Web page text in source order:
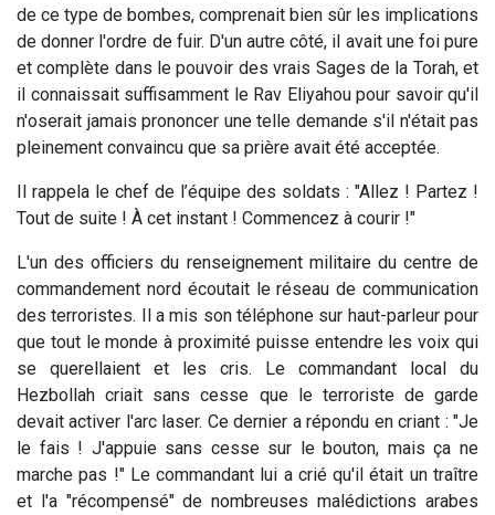
de ce type de bombes, comprenait bien sûr les implications
de donner l'ordre de fuir. D'un autre côté, il avait une foi pure
et complète dans le pouvoir des vrais Sages de la Torah, et
il connaissait suffisamment le Rav Eliyahou pour savoir qu'il
n'oserait jamais prononcer une telle demande s'il n'était pas
pleinement convaincu que sa prière avait été acceptée.
Il rappela le chef de l’équipe des soldats : "Allez ! Partez !
Tout de suite ! À cet instant ! Commencez à courir !"
L'un des officiers du renseignement militaire du centre de
commandement nord écoutait le réseau de communication
des terroristes. Il a mis son téléphone sur haut-parleur pour
que tout le monde à proximité puisse entendre les voix qui
se querellaient et les cris. Le commandant local du
Hezbollah criait sans cesse que le terroriste de garde
devait activer l'arc laser. Ce dernier a répondu en criant : "Je
le fais ! J'appuie sans cesse sur le bouton, mais ça ne
marche pas !" Le commandant lui a crié qu'il était un traître
et l'a "récompensé" de nombreuses malédictions arabes